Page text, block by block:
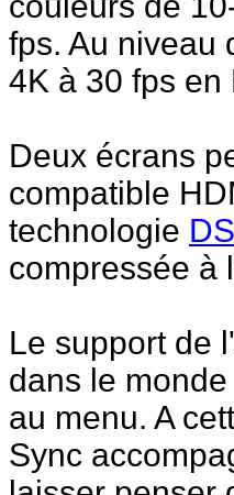
fps. Au niveau
4K à 30 fps en
Deux écrans
compatible
technologie
compressée à
Le support de
dans le
au menu. A
Sync